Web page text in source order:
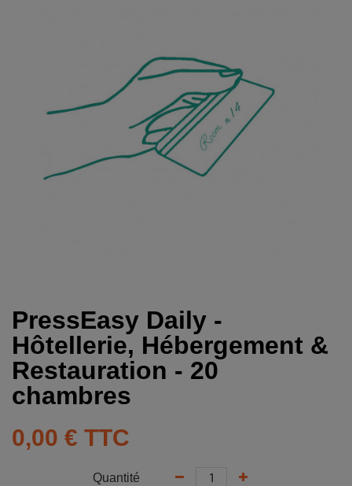
PressEasy Daily -
Hôtellerie, Hébergement &
Restauration - 20
chambres
0,00 € TTC
Quantité